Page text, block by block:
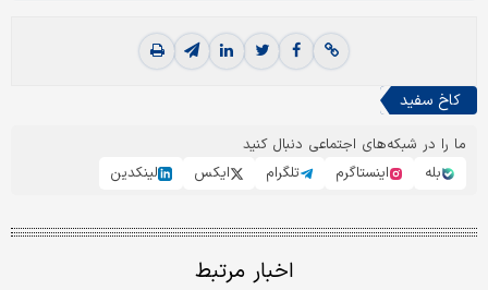
کاخ سفید
ما را در شبکه‌های اجتماعی دنبال کنید
بله
اینستاگرم تلگرام ایکس لینکدین
اخبار مرتبط